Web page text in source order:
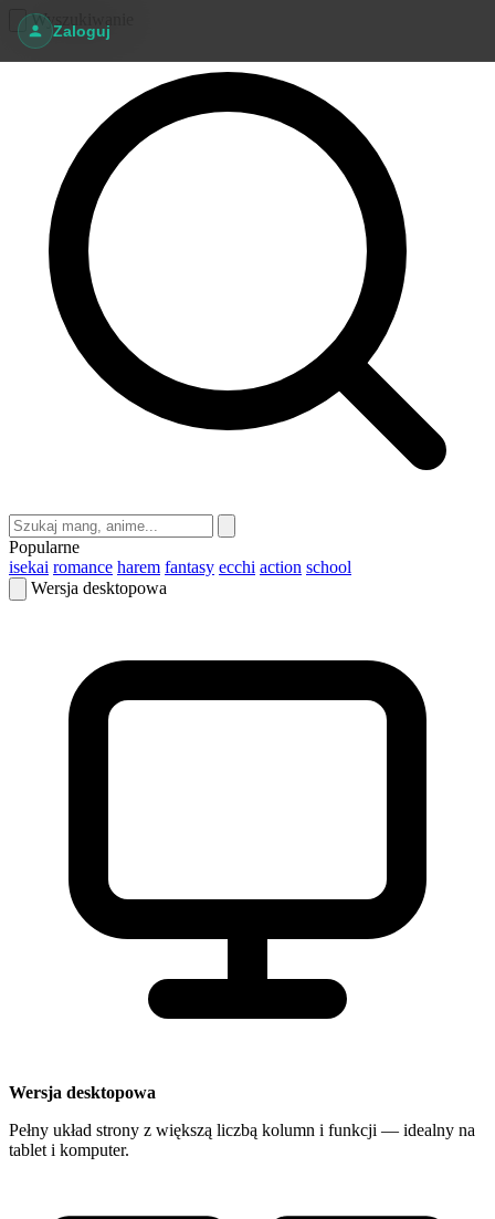
Zaloguj
Wyszukiwanie
Popularne
isekai romance harem fantasy ecchi action school
Wersja desktopowa
Wersja desktopowa
Pełny układ strony z większą liczbą kolumn i funkcji — idealny na
tablet i komputer.